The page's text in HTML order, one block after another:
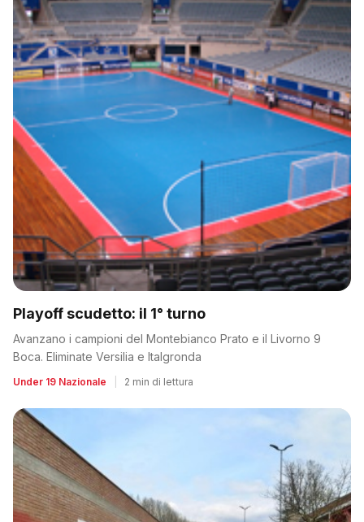
Playoff scudetto: il 1° turno
Avanzano i campioni del Montebianco Prato e il Livorno 9
Boca. Eliminate Versilia e Italgronda
Under 19 Nazionale 2 min di lettura